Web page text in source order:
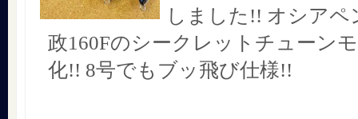
しました!! オシアペ
政160Fのシークレットチューン
化!! 8号でもブッ飛び仕様!!